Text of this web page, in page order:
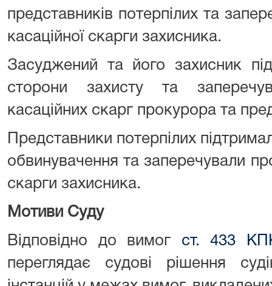
представників потерпілих та
касаційної скарги захисника.
Засуджений та його захисник
сторони захисту та
касаційних скарг прокурора та
Представники потерпілих
обвинувачення та заперечували
скарги захисника.
Мотиви Суду
Відповідно до вимог ст. 433
переглядає судові рішення